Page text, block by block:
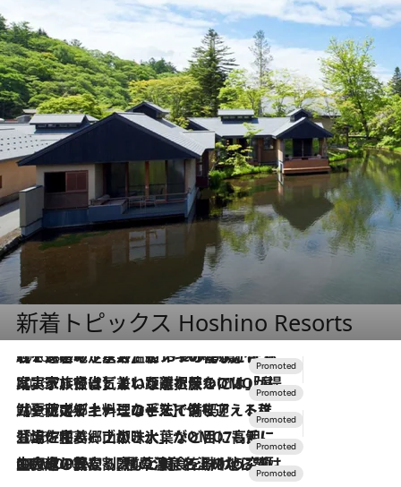
新着トピックス Hoshino Resorts
2026.8.7
【トンボの足水浴】ヒノキの香りに包まれて涼感マックス！約13℃の湧水かけ流しを避暑地「星野温泉 トンボの湯」で体験
2026.7.31
【ホテル帰省】という選択肢をOMOが提案。家族とほどよい距離を保つには「昼は実家、夜は気兼ねなくホテルで！」
2026.7.24
【夏限定ディナーコース】旬を迎える稚鮎や花ズッキーニなどをイタリア・トスカーナの郷土料理の手法で満喫！
2026.7.17
「土佐和ハーブかき氷」がOMO7高知に登場！生姜、山椒、大葉など目にも舌にも涼を呼ぶ郷土の味
2026.7.10
NEW OPEN！【界 草津】名湯の地に誕生。趣の異なる2種の温泉と上州ならではの会席・蕎麦割烹など美食を味わう究極の癒やし旅